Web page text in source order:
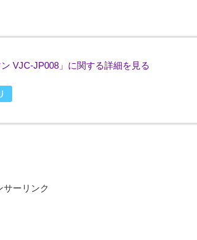
VJC-JP008」に関する詳細を見る
サーリンク